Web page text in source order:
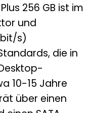
256 GB ist im
und
s)
die in
10-15 Jahre
über einen